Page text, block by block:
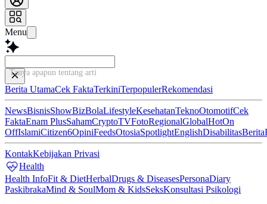
Menu
Tanya apapun tentang artikel ini..
Berita UtamaCek FaktaTerkiniTerpopulerRekomendasi
NewsBisnisShowBizBolaLifestyleKesehatanTeknoOtomotifCek
FaktaEnam PlusSahamCryptoTVFotoRegionalGlobalHotOn
OffIslamiCitizen6OpiniFeedsOtosiaSpotlightEnglishDisabilitasBerita
KontakKebijakan Privasi
Health
Health InfoFit & DietHerbalDrugs & DiseasesPersonaDiary
PaskibrakaMind & SoulMom & KidsSeksKonsultasi Psikologi